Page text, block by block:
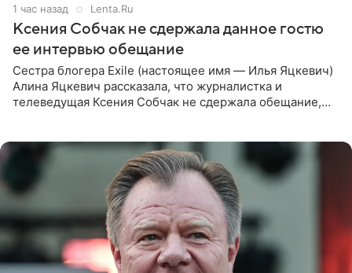
1 час назад Lenta.Ru
Ксения Собчак не сдержала данное гостю
ее интервью обещание
Сестра блогера Exile (настоящее имя — Илья Яцкевич)
Алина Яцкевич рассказала, что журналистка и
телеведущая Ксения Собчак не сдержала обещание,